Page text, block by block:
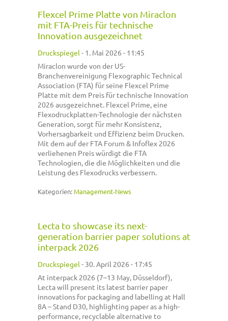
Flexcel Prime Platte von Miraclon
mit FTA-Preis für technische
Innovation ausgezeichnet
Druckspiegel - 1. Mai 2026 - 11:45
Miraclon wurde von der US-
Branchenvereinigung Flexographic Technical
Association (FTA) für seine Flexcel Prime
Platte mit dem Preis für technische Innovation
2026 ausgezeichnet. Flexcel Prime, eine
Flexodruckplatten-Technologie der nächsten
Generation, sorgt für mehr Konsistenz,
Vorhersagbarkeit und Effizienz beim Drucken.
Mit dem auf der FTA Forum & Infoflex 2026
verliehenen Preis würdigt die FTA
Technologien, die die Möglichkeiten und die
Leistung des Flexodrucks verbessern.
Kategorien: Management-News
Lecta to showcase its next-
generation barrier paper solutions at
interpack 2026
Druckspiegel - 30. April 2026 - 17:45
At interpack 2026 (7–13 May, Düsseldorf),
Lecta will present its latest barrier paper
innovations for packaging and labelling at Hall
8A – Stand D30, highlighting paper as a high-
performance, recyclable alternative to